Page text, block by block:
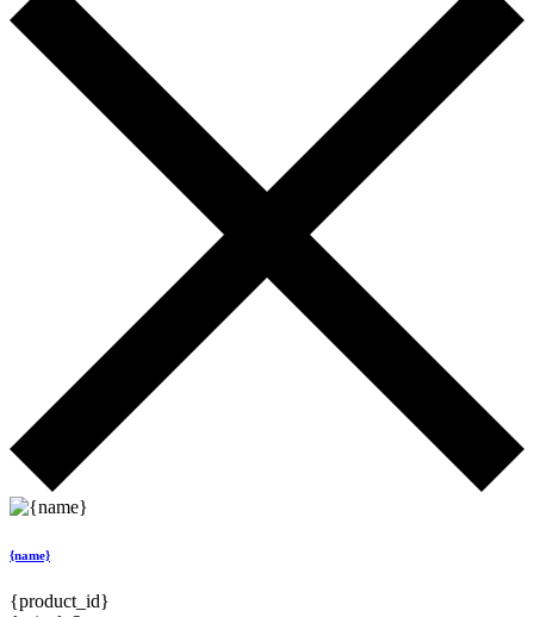
{name}
{product_id}